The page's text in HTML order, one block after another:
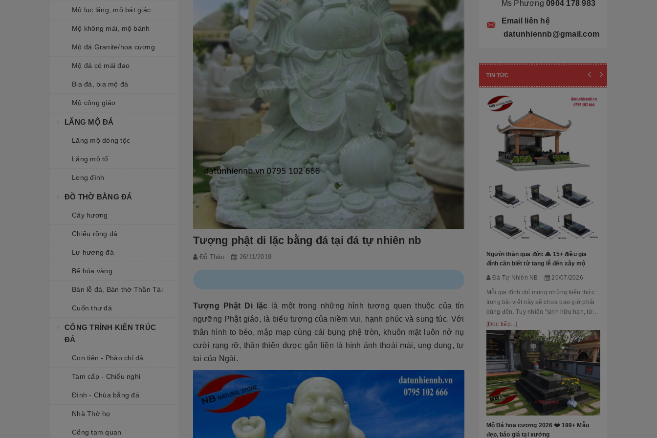
Mộ lục lăng, mộ bát giác
Mộ không mái, mộ bành
Mộ đá Granite/hoa cương
Mộ đá có mái đao
Bia đá, bia mộ đá
Mộ công giáo
LĂNG MỘ ĐÁ
Lăng mộ dòng tộc
Lăng mộ tổ
Long đình
ĐỒ THỜ BẰNG ĐÁ
Cây hương
Chiếu rồng đá
Lư hương đá
Bể hóa vàng
Bàn lễ đá, Bàn thờ Thần Tài
Cuốn thư đá
CÔNG TRÌNH KIẾN TRÚC
ĐÁ
Con tiện - Phào chỉ đá
Tam cấp - Chiếu nghỉ
Đình - Chùa bằng đá
Nhà Thờ họ
Cổng tam quan
Tượng phật di lặc bằng đá tại đá tự nhiên nb
Đỗ Thảo 26/11/2019
Tượng Phật Di lặc là một trong những hình tượng quen thuộc của tín
ngưỡng Phật giáo, là biểu tượng của niềm vui, hạnh phúc và sung túc. Với
thân hình to béo, mập mạp cùng cái bụng phệ tròn, khuôn mặt luôn nở nụ
cười rạng rỡ, thân thiện được gắn liền là hình ảnh thoải mái, ung dung, tự
tại của Ngài.
Ms Phương 0904 178 983
Email liên hệ
datunhiennb@gmail.com
TIN TỨC
Người thân qua đời: 🙏 15+ điều gia
đình cần biết từ tang lễ đến xây mộ
Đá Tự Nhiên NB 20/07/2026
Mỗi gia đình chỉ mong những kiến thức
trong bài viết này sẽ chưa bao giờ phải
dùng đến. Tuy nhiên "sinh hữu hạn, tử
bất kỳ" việc chuẩn bị đầy đủ kiến thức về
các thủ tục, nghi lễ và xây dựng mộ
phầ...
[Đọc tiếp...]
Mộ Đá hoa cương 2026 ❤️ 199+ Mẫu
đẹp, báo giá tại xưởng